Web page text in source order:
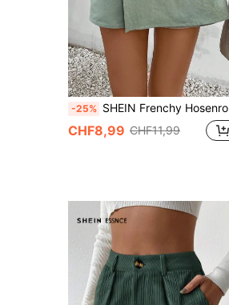
-25% SHEIN Frenchy Hosenrock mit einfarbig Gürtel, Wickel vorne,
CHF8,99 CHF11,99